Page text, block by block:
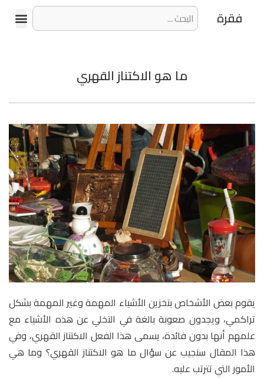
فقرة
ما هو الاكتناز القهري
يقوم بعض الأشخاص بتخزين الأشياء المهمة وغير المهمة بشكل
تراكمي، ويجدون صعوبة بالغة في التخلي عن هذه الأشياء مع
علمهم أنها بدون فائدة، يسمى هذا الفعل الاكتناز القهري، وفي
هذا المقال سنجيب عن سؤال ما هو الاكتناز القهري؟ وما هي
الأمور التي تترتب عليه.